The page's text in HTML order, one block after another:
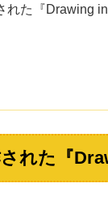
れた『Drawing in
れた『